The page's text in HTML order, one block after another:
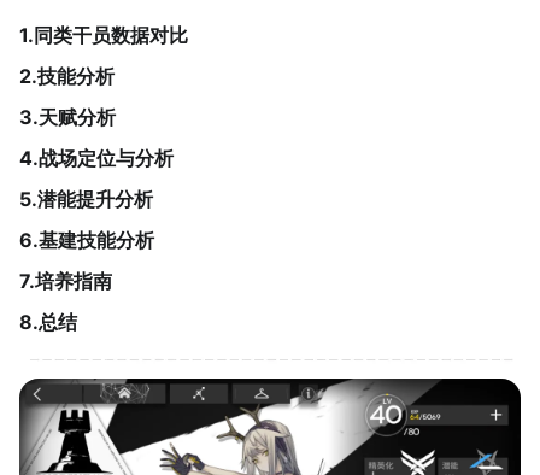
1.同类干员数据对比
2.技能分析
3.天赋分析
4.战场定位与分析
5.潜能提升分析
6.基建技能分析
7.培养指南
8.总结